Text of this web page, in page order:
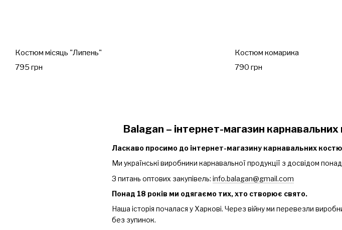
Костюм місяць "Липень"
795 грн
Костюм комарика
790 грн
Balagan – інтернет-магазин
Ласкаво просимо до інтернет-магазину карнавальних
Ми українські виробники карнавальної продукції з досвідом
З питань оптових закупівель: info.balagan@gmail.com
Понад 18 років ми одягаємо тих, хто створює свято.
Наша історія почалася у Харкові. Через війну ми перевезли
без зупинок.